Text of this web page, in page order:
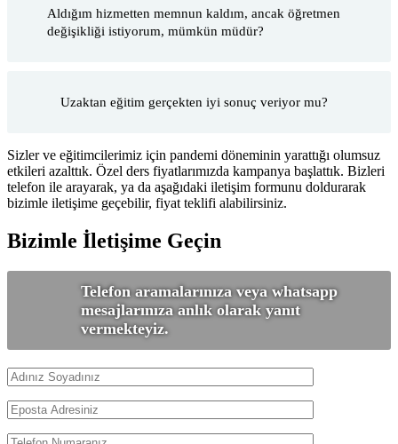
Aldığım hizmetten memnun kaldım, ancak öğretmen
değişikliği istiyorum, mümkün müdür?
Uzaktan eğitim gerçekten iyi sonuç veriyor mu?
Sizler ve eğitimcilerimiz için pandemi döneminin yarattığı olumsuz
etkileri azalttık. Özel ders fiyatlarımızda kampanya başlattık. Bizleri
telefon ile arayarak, ya da aşağıdaki iletişim formunu doldurarak
bizimle iletişime geçebilir, fiyat teklifi alabilirsiniz.
Bizimle İletişime Geçin
Telefon aramalarınıza veya whatsapp
mesajlarınıza anlık olarak yanıt
vermekteyiz.